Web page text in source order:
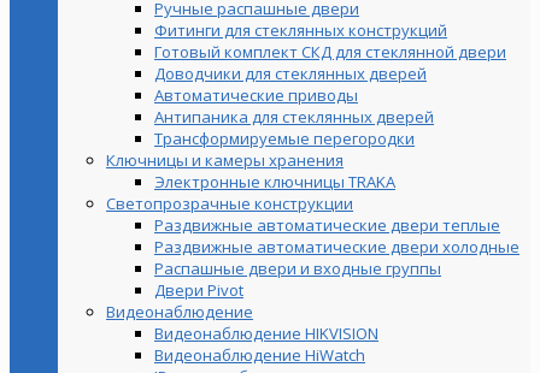
Ручные распашные двери
Фитинги для стеклянных конструкций
Готовый комплект СКД для стеклянной двери
Доводчики для стеклянных дверей
Автоматические приводы
Антипаника для стеклянных дверей
Трансформируемые перегородки
Ключницы и камеры хранения
Электронные ключницы TRAKA
Светопрозрачные конструкции
Раздвижные автоматические двери теплые
Раздвижные автоматические двери холодные
Распашные двери и входные группы
Двери Pivot
Видеонаблюдение
Видеонаблюдение HIKVISION
Видеонаблюдение HiWatch